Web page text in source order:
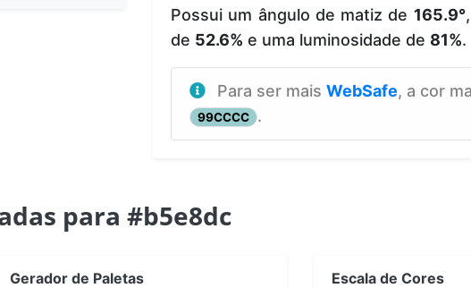
Possui um ângulo de matiz de 165.9°
de 52.6% e uma luminosidade de 81%.
Para ser mais WebSafe, a cor
99CCCC .
para #b5e8dc
Gerador de Paletas Escala de Cores